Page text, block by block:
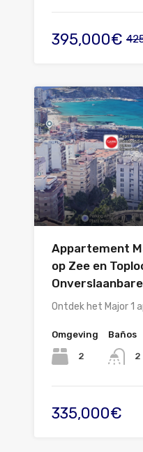
395,000€
Appartement
op Zee en
Ontdek het Major 1
Omgeving
2
Baños
2
335,000€